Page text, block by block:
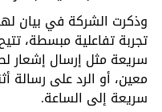
وذكرت الشركة في بيان
تجربة تفاعلية مبسطة،
سريعة مثل إرسال إشعار
معين، أو الرد على رسالة
سريعة إلى الساعة.